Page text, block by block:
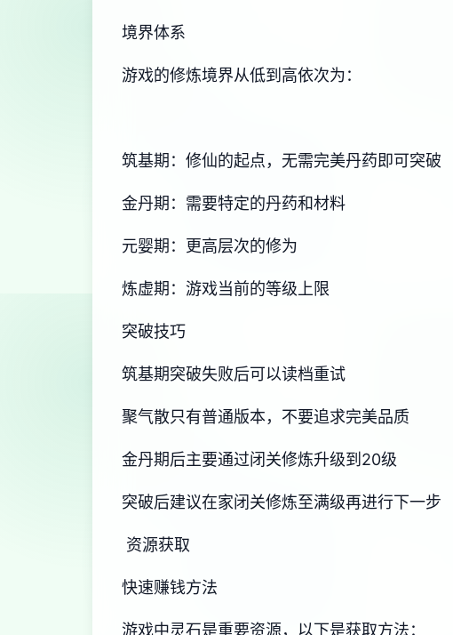
境界体系
游戏的修炼境界从低到高依次为：
筑基期：修仙的起点，无需完美丹药即可突破
金丹期：需要特定的丹药和材料
元婴期：更高层次的修为
炼虚期：游戏当前的等级上限
突破技巧
筑基期突破失败后可以读档重试
聚气散只有普通版本，不要追求完美品质
金丹期后主要通过闭关修炼升级到20级
突破后建议在家闭关修炼至满级再进行下一步
资源获取
快速赚钱方法
游戏中灵石是重要资源，以下是获取方法：